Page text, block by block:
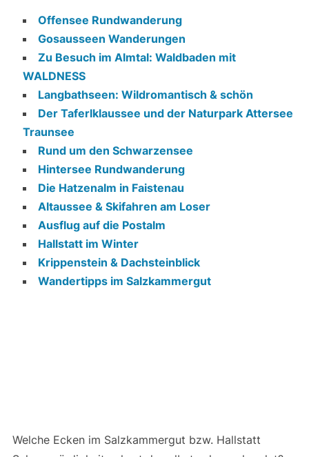
Offensee Rundwanderung
Gosausseen Wanderungen
Zu Besuch im Almtal: Waldbaden mit
WALDNESS
Langbathseen: Wildromantisch & schön
Der Taferlklaussee und der Naturpark Attersee
Traunsee
Rund um den Schwarzensee
Hintersee Rundwanderung
Die Hatzenalm in Faistenau
Altaussee & Skifahren am Loser
Ausflug auf die Postalm
Hallstatt im Winter
Krippenstein & Dachsteinblick
Wandertipps im Salzkammergut
Welche Ecken im Salzkammergut bzw. Hallstatt